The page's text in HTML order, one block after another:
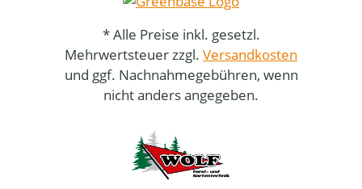
* Alle Preise inkl. gesetzl.
Mehrwertsteuer zzgl. Versandkosten
und ggf. Nachnahmegebühren, wenn
nicht anders angegeben.